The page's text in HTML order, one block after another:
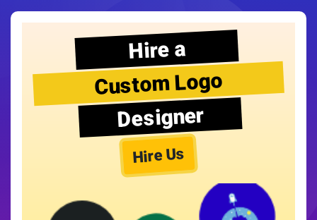
Hire a
Custom Logo
Designer
Hire Us